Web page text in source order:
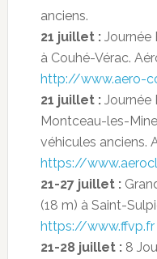
anciens.
21 juillet :Journée
à Couhé-Vérac.
http://www.aero-
21 juillet :Journée
Montceau-les-
véhicules anciens.
https://
21-27 juillet :
(18 m) à Saint-
https://www.ffvp.fr
21-28 juillet : 8